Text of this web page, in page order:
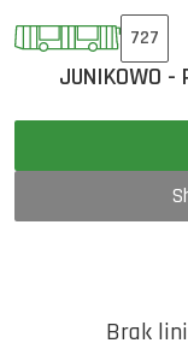
727
JUNIKOWO -
Brak